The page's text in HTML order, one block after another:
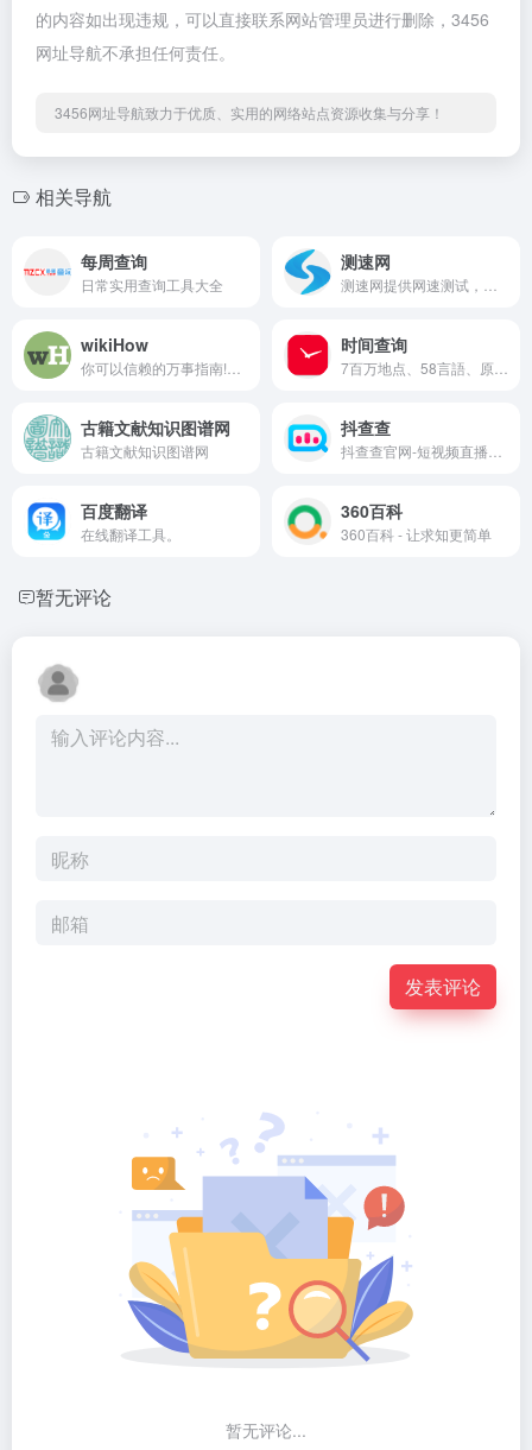
的内容如出现违规，可以直接联系网站管理员进行删除，3456
网址导航不承担任何责任。
3456网址导航致力于优质、实用的网络站点资源收集与分享！
相关导航
每周查询
日常实用查询工具大全
测速网
wikiHow 时间查询
古籍文献知识图谱网
古籍文献知识图谱网
抖查查
百度翻译
在线翻译工具。
360百科
360百科 - 让求知更简单
暂无评论
发表评论
暂无评论...